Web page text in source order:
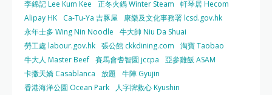
李錦記 Lee Kum Kee 正冬火鍋 Winter Steam
軒琴居 Hecom
Alipay HK
Ca-Tu-Ya 吉豚屋
康樂及文化事務署 lcsd.gov.hk
永年士多 Wing Nin Noodle
牛大帥 Niu Da Shuai
勞工處 labour.gov.hk 張公館 ckkdining.com
淘寶 Taobao
牛大人 Master Beef 賽馬會耆智園 jccpa
亞參雞飯 ASAM
卡撒天嬌 Casablanca
放題
牛陣 Gyujin
香港海洋公園 Ocean Park
人字牌救心 Kyushin